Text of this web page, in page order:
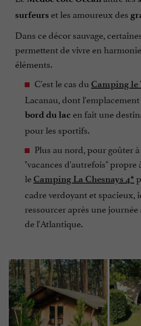
surfeurs et les amoureux des
Dans ce décor sauvage,
permettent de vivre en
éléments.
C'est le cas du Camping le
Lacanau, dont
bord du lac en fait une
pour les sportifs.
Plus au nord, pour goûter
"vacances d'autrefois" propre
le Camping La Chesnays 4*
cadre verdoyant et spacieux,
ressourcer après une journée
de l'Atlantique.